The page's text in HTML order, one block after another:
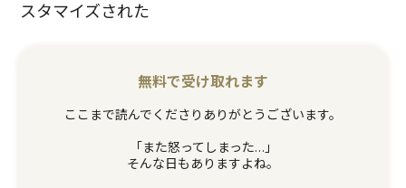
スタマイズされた
無料で受け取れます
ここまで読んでくださりありがとうございます。
「また怒ってしまった…」
そんな日もありますよね。